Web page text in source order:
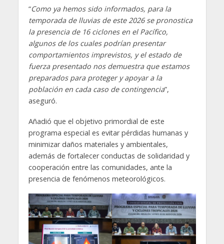
“Como ya hemos sido informados, para la
temporada de lluvias de este 2026 se pronostica
la presencia de 16 ciclones en el Pacífico,
algunos de los cuales podrían presentar
comportamientos imprevistos, y el estado de
fuerza presentado nos demuestra que estamos
preparados para proteger y apoyar a la
población en cada caso de contingencia”,
aseguró.
Añadió que el objetivo primordial de este
programa especial es evitar pérdidas humanas y
minimizar daños materiales y ambientales,
además de fortalecer conductas de solidaridad y
cooperación entre las comunidades, ante la
presencia de fenómenos meteorológicos.